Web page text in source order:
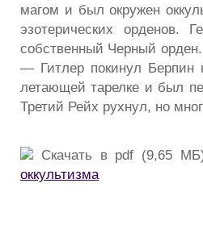
магом и был окружен
эзотерических орденов.
собственный Черный
— Гитлер покинул Берпин
летающей тарелке и был
Третий Рейх рухнул, но
Скачать в pdf (9,65
оккультизма